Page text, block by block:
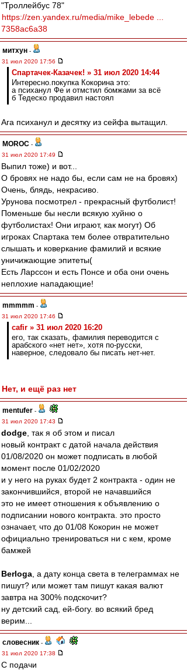
"Троллейбус 78"
https://zen.yandex.ru/media/mike_lebede ...
7358ac6a38
митхун -
31 июл 2020 17:56
Спартачек-Казачек! » 31 июл 2020 14:44
Интересно.покупка Кокорина это:
а психанул Фе и отмстил бомжами за всё
б Тедеско продавил настоял
Ага психанул и десятку из сейфа вытащил.
MOROC -
31 июл 2020 17:49
Выпил тоже) и вот...
О бровях не надо бы, если сам не на бровях)
Очень, блядь, некрасиво.
Урунова посмотрел - прекрасный футболист!
Поменьше бы несли всякую хуйню о
футболистах! Они играют, как могут) Об
игроках Спартака тем более отвратительно
слышать и коверкание фамилий и всякие
уничижающие эпитеты(
Есть Ларссон и есть Понсе и оба они очень
неплохие нападающие!
mmmmm -
31 июл 2020 17:46
cafir » 31 июл 2020 16:20
его, так сказать, фамилия переводится с
арабского «нет нет», хотя по-русски,
наверное, следовало бы писать нет-нет.
Нет, и ещё раз нет
mentufer -
31 июл 2020 17:43
dodge , так я об этом и писал
новый контракт с датой начала действия
01/08/2020 он может подписать в любой
момент после 01/02/2020
и у него на руках будет 2 контракта - один не
закончившийся, второй не начавшийся
это не имеет отношения к объявлению о
подписании нового контракта. это просто
означает, что до 01/08 Кокорин не может
официально тренироваться ни с кем, кроме
бамжей
Berloga , а дату конца света в телеграммах не
пишут? или может там пишут какая валют
завтра на 300% подскочит?
ну детский сад, ей-богу. во всякий бред
верим...
словесник -
31 июл 2020 17:38
С подачи